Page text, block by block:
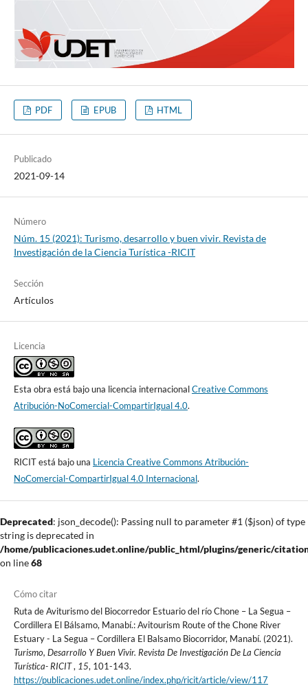
PDF EPUB HTML
Publicado
2021-09-14
Número
Núm. 15 (2021): Turismo, desarrollo y buen vivir. Revista de
Investigación de la Ciencia Turística -RICIT
Sección
Artículos
Licencia
Esta obra está bajo una licencia internacionalCreative Commons
Atribución-NoComercial-CompartirIgual 4.0.
RICIT está bajo una Licencia Creative Commons Atribución-
NoComercial-CompartirIgual 4.0 Internacional.
Deprecated: json_decode(): Passing null to parameter #1 ($json) of type
string is deprecated in
/home/publicaciones.udet.online/public_html/plugins/generic/
on line68
Cómo citar
Ruta de Aviturismo del Biocorredor Estuario del río Chone – La Segua –
Cordillera El Bálsamo, Manabí.: Avitourism Route of the Chone River
Estuary - La Segua – Cordillera El Balsamo Biocorridor, Manabí. (2021).
Turismo, Desarrollo Y Buen Vivir. Revista De Investigación De La Ciencia
Turística- RICIT, 15, 101-143.
https://publicaciones.udet.online/index.php/ricit/article/view/117